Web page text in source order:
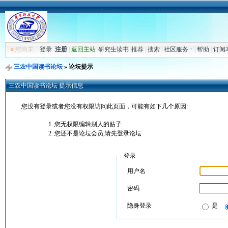
»您尚未 登录 注册| 返回主站| 研究生读书| 推荐| 搜索| 社区服务 帮助 订阅
三农中国读书论坛» 论坛提示
三农中国读书论坛 提示信息
您没有登录或者您没有权限访问此页面，可能有如下几个原因:
您无权限编辑别人的贴子
您还不是论坛会员,请先登录论坛
登录
用户名
密码
隐身登录 是